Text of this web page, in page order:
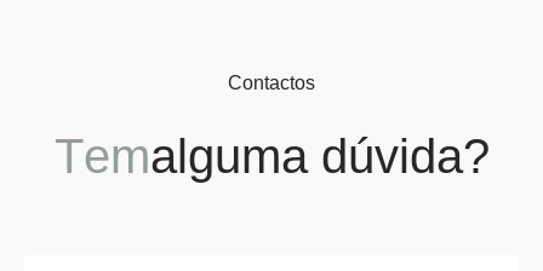
Contactos
Temalguma dúvida?